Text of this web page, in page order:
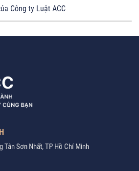
Công ty Luật ACC
Tân Sơn Nhất, TP Hồ Chí Minh